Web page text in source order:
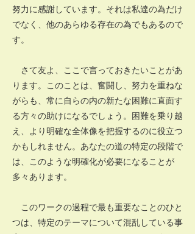
努力に感謝しています。それは私達の為だけ
でなく、他のあらゆる存在の為でもあるので
す。
さて友よ、ここで言っておきたいことがあ
ります。このことは、奮闘し、努力を重ねな
がらも、常に自らの内の新たな困難に直面す
る方々の助けになるでしょう。困難を乗り越
え、より明確な全体像を把握するのに役立つ
かもしれません。あなたの道の特定の段階で
は、このような明確化が必要になることが
多々あります。
このワークの過程で最も重要なことのひと
つは、特定のテーマについて混乱している事